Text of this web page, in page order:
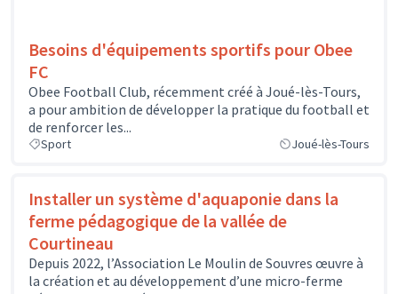
Besoins d'équipements sportifs pour Obee
FC
Obee Football Club, récemment créé à Joué-lès-Tours,
a pour ambition de développer la pratique du football et
de renforcer les...
Sport Joué-lès-Tours
Installer un système d'aquaponie dans la
ferme pédagogique de la vallée de
Courtineau
Depuis 2022, l’Association Le Moulin de Souvres œuvre à
la création et au développement d’une micro-ferme